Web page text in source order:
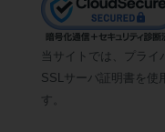
当サイトでは、プライ
SSLサーバ証明書を使
す。